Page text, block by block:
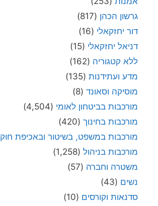
גרשון הכהן (817)
דור יחזקאלי (16)
דניאל יחזקאלי (15)
ללא קטגוריה (162)
מדע ועתידנות (135)
מוסיקה וסאונד (8)
מורכבות בביטחון לאומי (4,504)
מורכבות בחינוך (420)
מורכבות במשפט, בשיטור ובאכיפת חוק
מורכבות בניהול (1,258)
משטרה וחברה (57)
נשים (43)
סדנאות וקורסים (10)